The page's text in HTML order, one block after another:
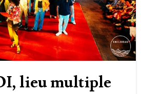
lieu multiple